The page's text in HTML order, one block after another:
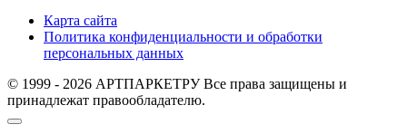
Карта сайта
Политика конфиденциальности и обработки
персональных данных
© 1999 - 2026 АРТПАРКЕТРУ Все права защищены и
принадлежат правообладателю.